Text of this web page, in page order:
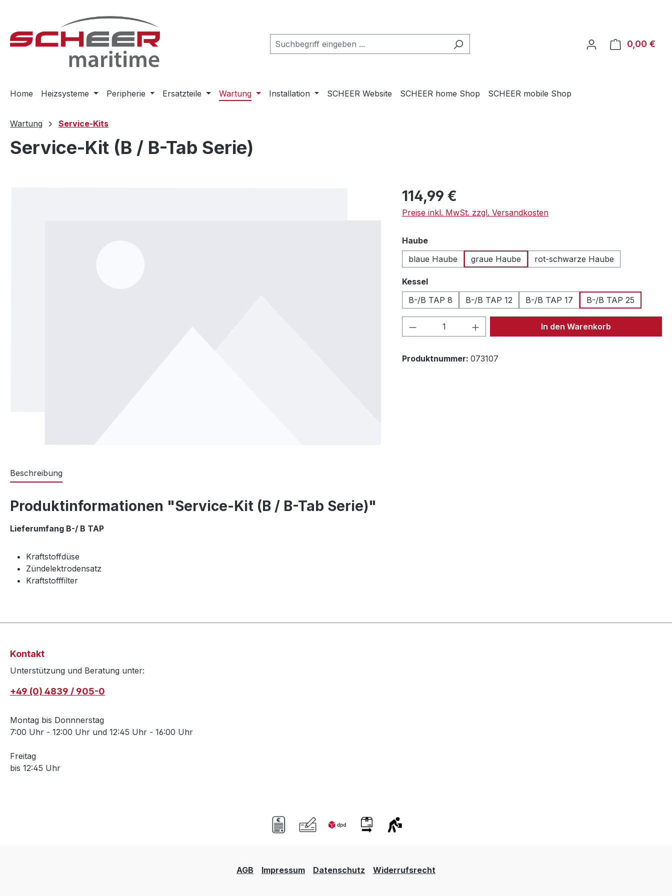
0,00 €
Home Heizsysteme Peripherie Ersatzteile Wartung Installation SCHEER Website SCHEER home Shop SCHEER mobile Shop
Wartung Service-Kits
Service-Kit (B / B-Tab Serie)
Regulärer Preis:
114,99 €
Preise inkl. MwSt. zzgl. Versandkosten
Haubeauswählen
blaue Haube
graue Haube rot-schwarze Haube
Kesselauswählen
B-/B TAP 8
B-/B TAP 12 B-/B TAP 17 B-/B TAP 25
Produkt Anzahl: Gib den gewünschten Wert
In den Warenkorb
Produktnummer: 073107
Beschreibung
Produktinformationen "Service-Kit (B / B-Tab Serie)"
Lieferumfang B-/ B TAP
Kraftstoffdüse
Zündelektrodensatz
Kraftstofffilter
Kontakt
Unterstützung und Beratung unter:
+49 (0) 4839 / 905-0
Montag bis Donnnerstag
7:00 Uhr - 12:00 Uhr und 12:45 Uhr - 16:00 Uhr
Freitag
bis 12:45 Uhr
AGB Impressum Datenschutz Widerrufsrecht